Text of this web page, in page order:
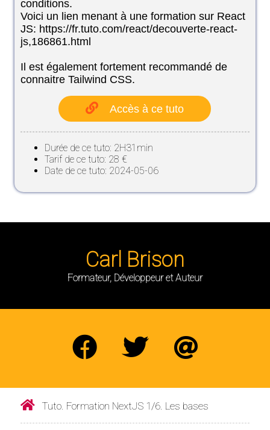
conditions.
Voici un lien menant à une formation sur React
JS: https://fr.tuto.com/react/decouverte-react-
js,186861.html
Il est également fortement recommandé de
connaitre Tailwind CSS.
Accès à ce tuto
Durée de ce tuto: 2H31min
Tarif de ce tuto: 28 €
Date de ce tuto: 2024-05-06
Carl Brison
Formateur, Développeur et Auteur
Tuto. Formation NextJS 1/6. Les bases